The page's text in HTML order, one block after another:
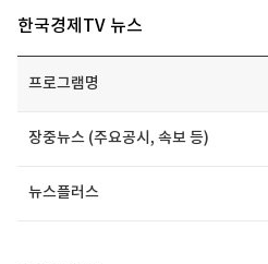
한국경제TV뉴스
프로그램명
장중뉴스(주요공시,속보등)
뉴스플러스